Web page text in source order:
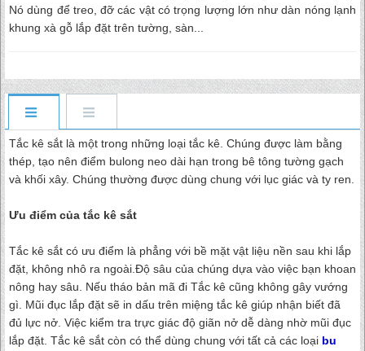
Nó dùng để treo, đỡ các vật có trọng lượng lớn như dàn nóng lạnh
khung xà gỗ lắp đặt trên tường, sàn...
Tắc kê sắt là một trong những loại tắc kê. Chúng được làm bằng
thép, tạo nên điểm bulong neo dài hạn trong bê tông tường gạch
và khối xây. Chúng thường được dùng chung với lục giác và ty ren.
Ưu điểm của tắc kê sắt
Tắc kê sắt có ưu điểm là phẳng với bề mặt vật liệu nền sau khi lắp
đặt, không nhô ra ngoài.Độ sâu của chúng dựa vào việc bạn khoan
nông hay sâu. Nếu tháo bản mã đi Tắc kê cũng không gây vướng
gì. Mũi đục lắp đặt sẽ in dấu trên miệng tắc kê giúp nhận biết đã
đủ lực nở. Việc kiểm tra trực giác độ giãn nở dễ dàng nhờ mũi đục
lắp đặt. Tắc kê sắt còn có thể dùng chung với tất cả các loại bu